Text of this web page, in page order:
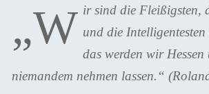
„W ir sind die Fleißigsten,
und die
das werden wir Hessen
niemandem nehmen lassen.“